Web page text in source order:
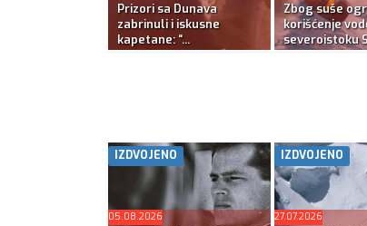
Prizori sa Dunava
zabrinuli i iskusne
kapetane: “...
Zbog suše
korišćenje
severoistoku
IZDVOJENO
05.08.2026
IZDVOJENO
27.07.2026